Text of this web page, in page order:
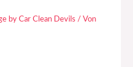
by Car Clean Devils / Von